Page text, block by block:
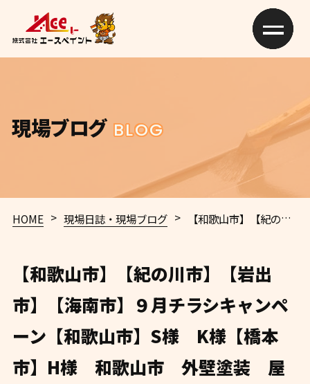
現場ブログ BLOG
HOME > 現場日誌・現場ブログ > 【和歌山市】【紀の川市】【岩出市】【海南市】９月チラシキャンペーン【和歌山市】S様 K様【橋本市】H様 和歌山市 外壁塗装 屋根塗装 専門店 エースペイント
【和歌山市】【紀の川市】【岩出
市】【海南市】９月チラシキャンペ
ーン【和歌山市】S様 K様【橋本
市】H様 和歌山市 外壁塗装 屋